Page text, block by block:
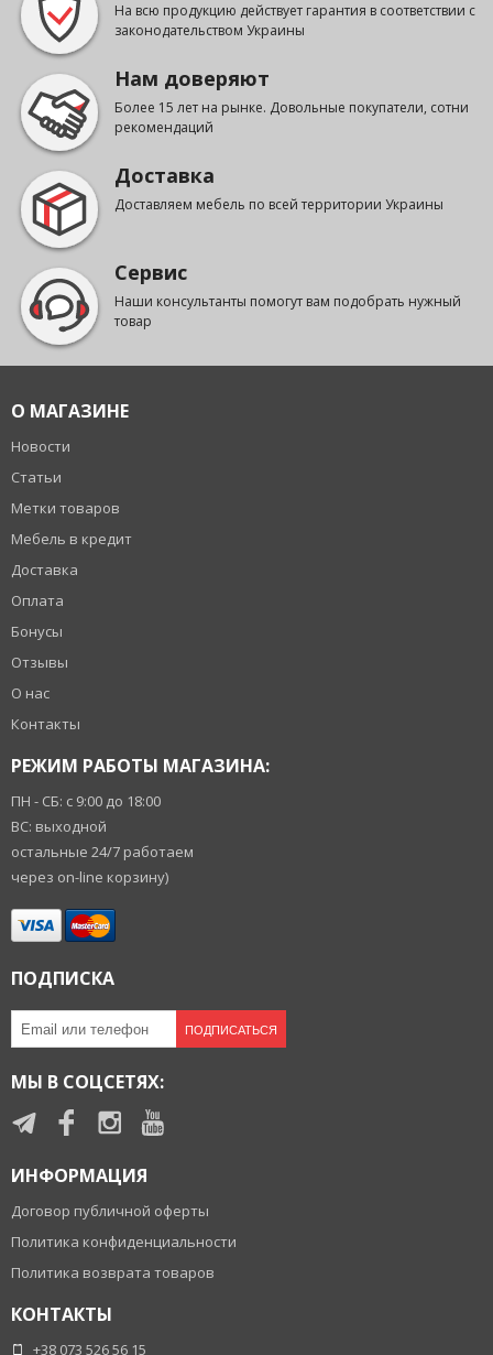
На всю продукцию действует гарантия в соответствии с
законодательством Украины
Нам доверяют
Более 15 лет на рынке. Довольные покупатели, сотни
рекомендаций
Доставка
Доставляем мебель по всей территории Украины
Сервис
Наши консультанты помогут вам подобрать нужный
товар
О МАГАЗИНЕ
Новости
Статьи
Метки товаров
Мебель в кредит
Доставка
Оплата
Бонусы
Отзывы
О нас
Контакты
РЕЖИМ РАБОТЫ МАГАЗИНА:
ПН - СБ: с 9:00 до 18:00
ВС: выходной
остальные 24/7 работаем
через on-line корзину)
ПОДПИСКА
ПОДПИСАТЬСЯ
МЫ В СОЦСЕТЯХ:
ИНФОРМАЦИЯ
Договор публичной оферты
Политика конфиденциальности
Политика возврата товаров
КОНТАКТЫ
+38 073 526 56 15